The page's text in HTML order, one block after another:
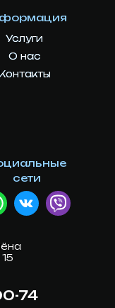
О нас
О нас
74
сети
Услуги
Услуги